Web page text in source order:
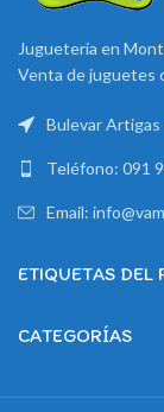
Juguetería en
Venta de juguetes
Bulevar
Teléfono: 091
Email:
ETIQUETAS DEL
CATEGORÍAS